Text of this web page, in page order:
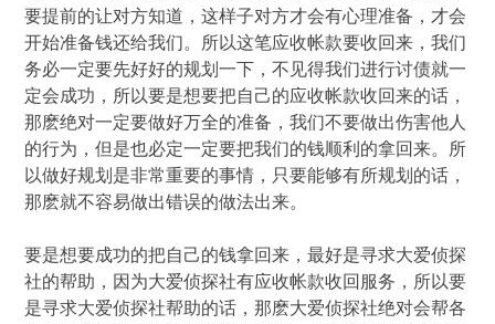
要提前的让对方知道，这样子对方才会有心理准备，才会
开始准备钱还给我们。所以这笔应收帐款要收回来，我们
务必一定要先好好的规划一下，不见得我们进行讨债就一
定会成功，所以要是想要把自己的应收帐款收回来的话，
那麽绝对一定要做好万全的准备，我们不要做出伤害他人
的行为，但是也必定一定要把我们的钱顺利的拿回来。所
以做好规划是非常重要的事情，只要能够有所规划的话，
那麽就不容易做出错误的做法出来。
要是想要成功的把自己的钱拿回来，最好是寻求大爱侦探
社的帮助，因为大爱侦探社有应收帐款收回服务，所以要
是寻求大爱侦探社帮助的话，那麽大爱侦探社绝对会帮各